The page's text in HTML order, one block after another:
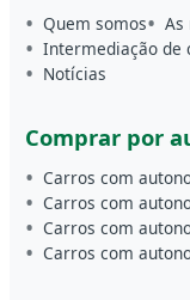
Quem somos As
Intermediação de
Notícias
Comprar por
Carros com
Carros com
Carros com
Carros com